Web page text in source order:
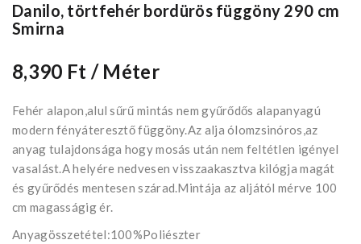
Danilo, törtfehér bordürös függöny 290 cm
Smirna
8,390 Ft / Méter
Fehér alapon,alul sűrű mintás nem gyűrődős alapanyagú
modern fényáteresztő függöny.Az alja ólomzsinóros,az
anyag tulajdonsága hogy mosás után nem feltétlen igényel
vasalást.A helyére nedvesen visszaakasztva kilógja magát
és gyűrődés mentesen szárad.Mintája az aljától mérve 100
cm magasságig ér.
Anyagösszetétel:100%Poliészter